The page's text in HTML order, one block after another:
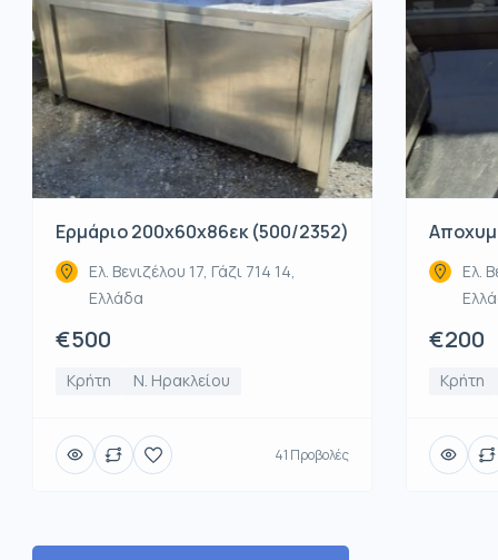
Ερμάριο 200x60x86εκ (500/2352)
Ελ. Βενιζέλου 17, Γάζι 714 14,
Ελλάδα
€500
Κρήτη Ν. Ηρακλείου
41 Προβολές
Ελ.
€200
Κρήτη